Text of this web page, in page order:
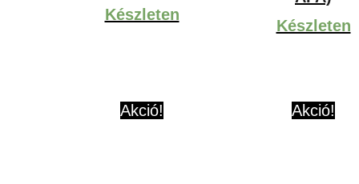
Készleten
Készleten
Akció! Akció!